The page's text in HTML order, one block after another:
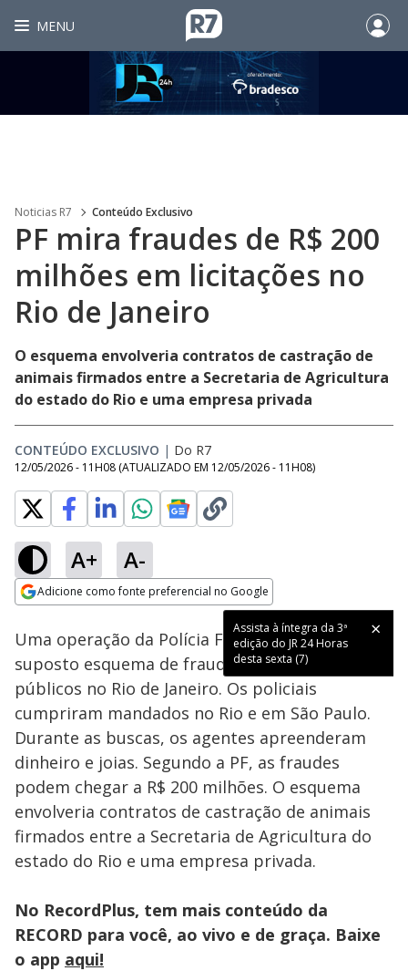
MENU
Noticias R7 Conteúdo Exclusivo
PF mira fraudes de R$ 200
milhões em licitações no
Rio de Janeiro
O esquema envolveria contratos de castração de
animais firmados entre a Secretaria de Agricultura
do estado do Rio e uma empresa privada
CONTEÚDO EXCLUSIVO | Do R7
12/05/2026 - 11H08 (ATUALIZADO EM 12/05/2026 - 11H08)
A+ A-
Adicione como fonte preferencial no Google
Play
Video
PF mira fraudes de R$ 200 milhões em licitações no Rio de Janeiro
porConteúdo Exclusivo
Assista à íntegra da 3ª
edição do JR 24 Horas
desta sexta (7)
a
window.
This
modal
can
be
by
the
Escape
key
activating
the
close
button.
Tocar
Vídeo
Assista à íntegra da 3ª
edição do JR 24 Horas desta
sexta (7)
Close
Uma operação da Polícia Federal investiga um
suposto esquema de fraude em contratos
públicos no Rio de Janeiro. Os policiais
cumpriram mandados no Rio e em São Paulo.
Durante as buscas, os agentes apreenderam
dinheiro e joias. Segundo a PF, as fraudes
podem chegar a R$ 200 milhões. O esquema
envolveria contratos de castração de animais
firmados entre a Secretaria de Agricultura do
estado do Rio e uma empresa privada.
No RecordPlus, tem mais conteúdo da
RECORD para você, ao vivo e de graça. Baixe
o app aqui!